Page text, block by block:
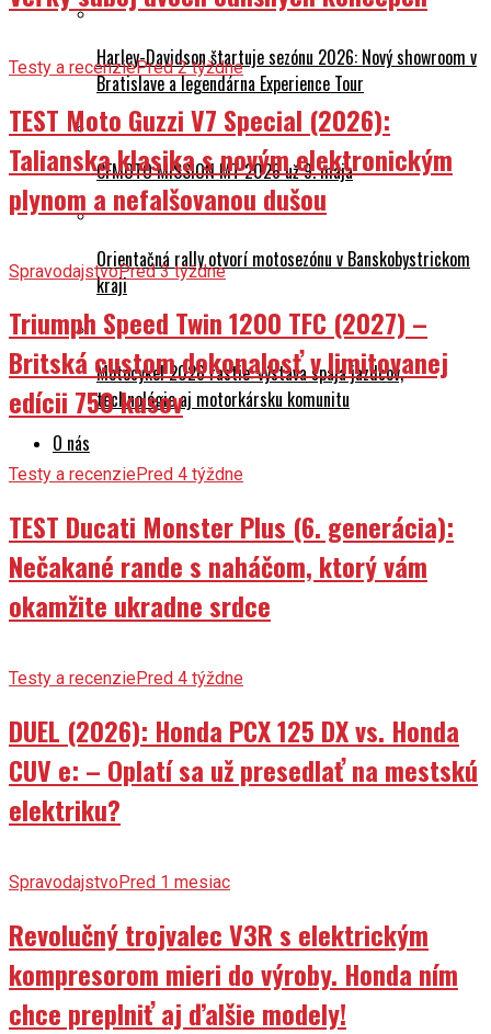
Harley-Davidson štartuje sezónu 2026: Nový showroom v
Bratislave a legendárna Experience Tour
CFMOTO MISSION MT 2026 už 9. mája
Orientačná rally otvorí motosezónu v Banskobystrickom
kraji
Motocykel 2026 rastie: výstava spája jazdcov,
technológie aj motorkársku komunitu
O nás
Testy a recenziePred 2 týždne
TEST Moto Guzzi V7 Special (2026):
Talianska klasika s novým elektronickým
plynom a nefalšovanou dušou
SpravodajstvoPred 3 týždne
Triumph Speed Twin 1200 TFC (2027) –
Britská custom dokonalosť v limitovanej
edícii 750 kusov
Testy a recenziePred 4 týždne
TEST Ducati Monster Plus (6. generácia):
Nečakané rande s naháčom, ktorý vám
okamžite ukradne srdce
Testy a recenziePred 4 týždne
DUEL (2026): Honda PCX 125 DX vs. Honda
CUV e: – Oplatí sa už presedlať na mestskú
elektriku?
SpravodajstvoPred 1 mesiac
Revolučný trojvalec V3R s elektrickým
kompresorom mieri do výroby. Honda ním
chce preplniť aj ďalšie modely!